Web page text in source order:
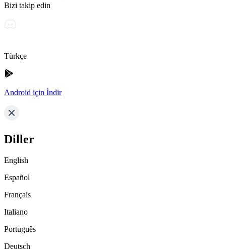
Bizi takip edin
Türkçe
Android için İndir
Diller
English
Español
Français
Italiano
Português
Deutsch